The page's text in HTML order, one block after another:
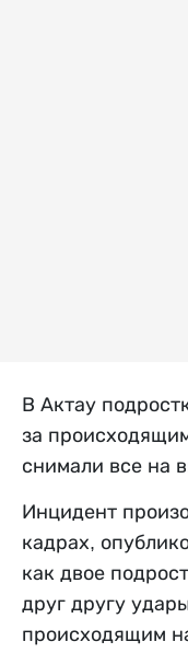
В Актау
за
снимали все на
Инцидент
кадрах,
как двое
друг другу
происходящим